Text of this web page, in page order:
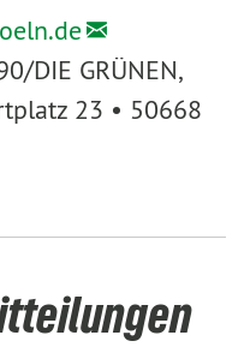
DIE GRÜNEN,
23 • 50668